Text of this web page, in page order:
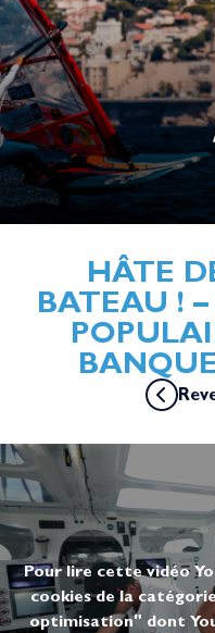
HÂTE
BATEAU !
Pour lire cette vidéo
cookies de la
optimisation" dont